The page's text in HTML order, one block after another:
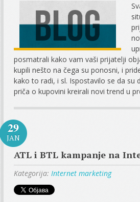
posmatrali kako vam vaši prijatelji
kupili nešto na čega su ponosni, i
kako to radi, i sl. Ispostavilo se da su
priča o kupovini kreirali novi trend u
29
JAN
ATL i BTL kampanje na
Kategorija:Internet marketing